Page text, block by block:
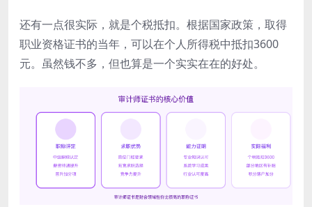
还有一点很实际，就是个税抵扣。根据国家政策，取得
职业资格证书的当年，可以在个人所得税中抵扣3600
元。虽然钱不多，但也算是一个实实在在的好处。